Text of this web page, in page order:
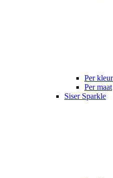
Per kleur
Per maat
Siser Sparkle